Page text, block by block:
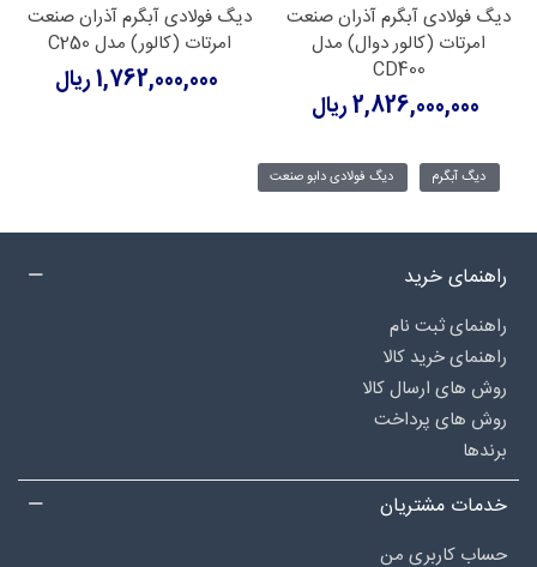
دیگ فولادی آبگرم آذران صنعت
امرتات (کالور دوال) مدل
CD400
2,826,000,000 ریال
دیگ فولادی آبگرم آذران صنعت
امرتات (کالور) مدل C250
1,762,000,000 ریال
دیگ آبگرم دیگ فولادی دابو صنعت
راهنمای خرید
راهنمای ثبت نام
راهنمای خرید کالا
روش های ارسال کالا
روش های پرداخت
برندها
خدمات مشتریان
حساب کاربری من